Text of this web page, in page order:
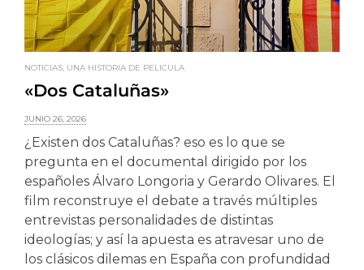
NOTICIAS, UNA HISTORIA DE PELICULA
«Dos Cataluñas»
JUNIO 26, 2026
¿Existen dos Cataluñas? eso es lo que se
pregunta en el documental dirigido por los
españoles Álvaro Longoria y Gerardo Olivares. El
film reconstruye el debate a través múltiples
entrevistas personalidades de distintas
ideologías; y así la apuesta es atravesar uno de
los clásicos dilemas en España con profundidad